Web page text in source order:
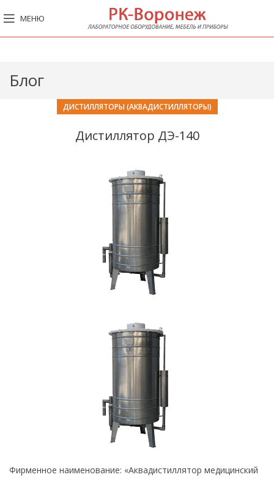
МЕНЮ
Блог
ДИСТИЛЛЯТОРЫ (АКВАДИСТИЛЛЯТОРЫ)
Дистиллятор ДЭ-140
Фирменное наименование: «Аквадистиллятор медицинский